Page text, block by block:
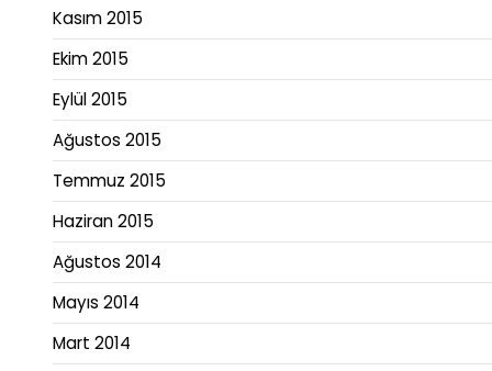
Kasım 2015
Ekim 2015
Eylül 2015
Ağustos 2015
Temmuz 2015
Haziran 2015
Ağustos 2014
Mayıs 2014
Mart 2014